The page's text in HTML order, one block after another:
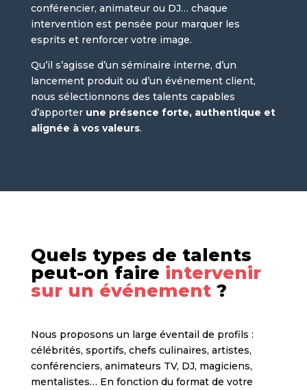
conférencier, animateur ou DJ… chaque
intervention est pensée pour marquer les
esprits et renforcer votre image.
Qu’il s’agisse d’un séminaire interne, d’un
lancement produit ou d’un événement client,
nous sélectionnons des talents capables
d’apporter une présence forte, authentique et
alignée à vos valeurs.
Quels types de talents
peut-on faire intervenir
sur un événement?
Nous proposons un large éventail de profils :
célébrités, sportifs, chefs culinaires, artistes,
conférenciers, animateurs TV, DJ, magiciens,
mentalistes… En fonction du format de votre